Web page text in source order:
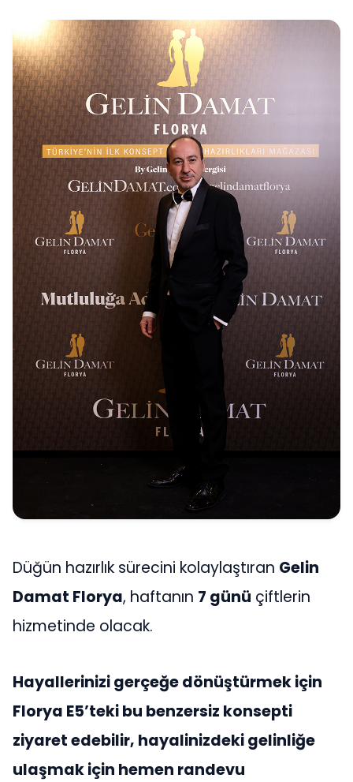
Düğün hazırlık sürecini kolaylaştıran Gelin
Damat Florya, haftanın 7 günü çiftlerin
hizmetinde olacak.
Hayallerinizi gerçeğe dönüştürmek için
Florya E5’teki bu benzersiz konsepti
ziyaret edebilir, hayalinizdeki gelinliğe
ulaşmak için hemen randevu